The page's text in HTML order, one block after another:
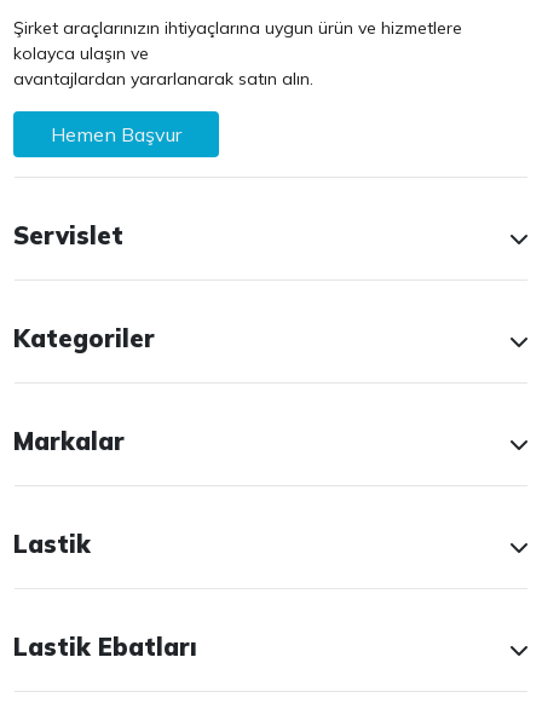
Şirket araçlarınızın ihtiyaçlarına uygun ürün ve hizmetlere
kolayca ulaşın ve
avantajlardan yararlanarak satın alın.
Hemen Başvur
Servislet
Kategoriler
Markalar
Lastik
Lastik Ebatları